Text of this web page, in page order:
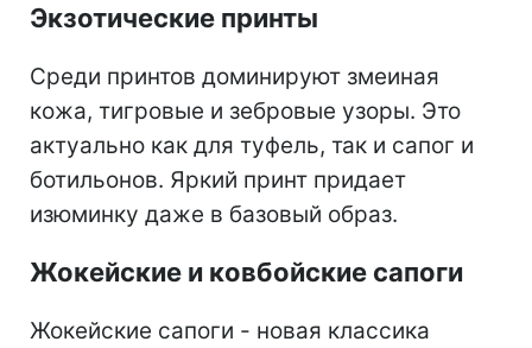
Экзотические принты
Среди принтов доминируют змеиная
кожа, тигровые и зебровые узоры. Это
актуально как для туфель, так и сапог и
ботильонов. Яркий принт придает
изюминку даже в базовый образ.
Жокейские и ковбойские сапоги
Жокейские сапоги - новая классика